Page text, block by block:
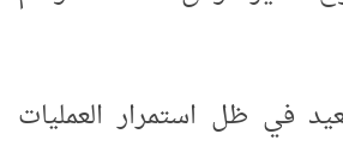
في ظل استمرار العمليات